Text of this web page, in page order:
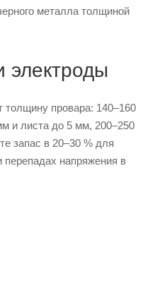
металла толщиной
электроды
провара: 140–160
и листа до 5 мм, 200–250
запас в 20–30 % для
перепадах напряжения в